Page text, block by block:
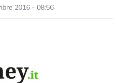
2016 - 08:56